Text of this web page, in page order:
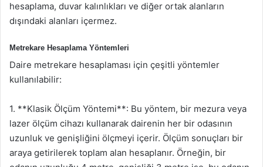
hesaplama, duvar kalınlıkları ve diğer ortak alanların
dışındaki alanları içermez.
Metrekare Hesaplama Yöntemleri
Daire metrekare hesaplaması için çeşitli yöntemler
kullanılabilir:
1. **Klasik Ölçüm Yöntemi**: Bu yöntem, bir mezura veya
lazer ölçüm cihazı kullanarak dairenin her bir odasının
uzunluk ve genişliğini ölçmeyi içerir. Ölçüm sonuçları bir
araya getirilerek toplam alan hesaplanır. Örneğin, bir